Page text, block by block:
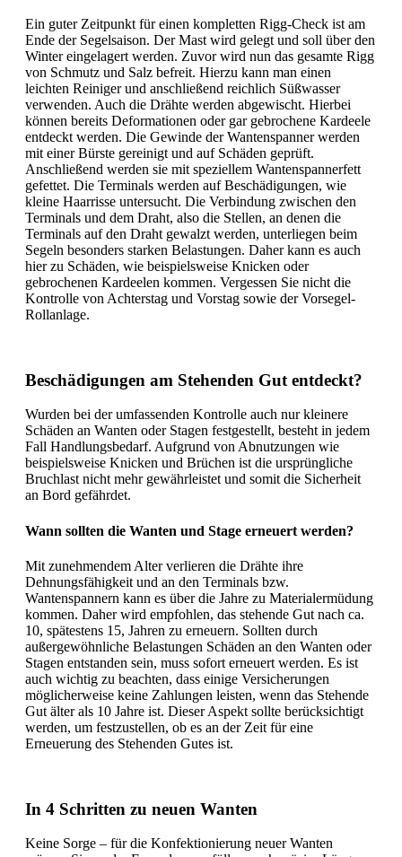
Ein guter Zeitpunkt für einen kompletten Rigg-Check ist am
Ende der Segelsaison. Der Mast wird gelegt und soll über den
Winter eingelagert werden. Zuvor wird nun das gesamte Rigg
von Schmutz und Salz befreit. Hierzu kann man einen
leichten Reiniger und anschließend reichlich Süßwasser
verwenden. Auch die Drähte werden abgewischt. Hierbei
können bereits Deformationen oder gar gebrochene Kardeele
entdeckt werden. Die Gewinde der Wantenspanner werden
mit einer Bürste gereinigt und auf Schäden geprüft.
Anschließend werden sie mit speziellem Wantenspannerfett
gefettet. Die Terminals werden auf Beschädigungen, wie
kleine Haarrisse untersucht. Die Verbindung zwischen den
Terminals und dem Draht, also die Stellen, an denen die
Terminals auf den Draht gewalzt werden, unterliegen beim
Segeln besonders starken Belastungen. Daher kann es auch
hier zu Schäden, wie beispielsweise Knicken oder
gebrochenen Kardeelen kommen. Vergessen Sie nicht die
Kontrolle von Achterstag und Vorstag sowie der Vorsegel-
Rollanlage.
Beschädigungen am Stehenden Gut entdeckt?
Wurden bei der umfassenden Kontrolle auch nur kleinere
Schäden an Wanten oder Stagen festgestellt, besteht in jedem
Fall Handlungsbedarf. Aufgrund von Abnutzungen wie
beispielsweise Knicken und Brüchen ist die ursprüngliche
Bruchlast nicht mehr gewährleistet und somit die Sicherheit
an Bord gefährdet.
Wann sollten die Wanten und Stage erneuert werden?
Mit zunehmendem Alter verlieren die Drähte ihre
Dehnungsfähigkeit und an den Terminals bzw.
Wantenspannern kann es über die Jahre zu Materialermüdung
kommen. Daher wird empfohlen, das stehende Gut nach ca.
10, spätestens 15, Jahren zu erneuern. Sollten durch
außergewöhnliche Belastungen Schäden an den Wanten oder
Stagen entstanden sein, muss sofort erneuert werden. Es ist
auch wichtig zu beachten, dass einige Versicherungen
möglicherweise keine Zahlungen leisten, wenn das Stehende
Gut älter als 10 Jahre ist. Dieser Aspekt sollte berücksichtigt
werden, um festzustellen, ob es an der Zeit für eine
Erneuerung des Stehenden Gutes ist.
In 4 Schritten zu neuen Wanten
Keine Sorge – für die Konfektionierung neuer Wanten